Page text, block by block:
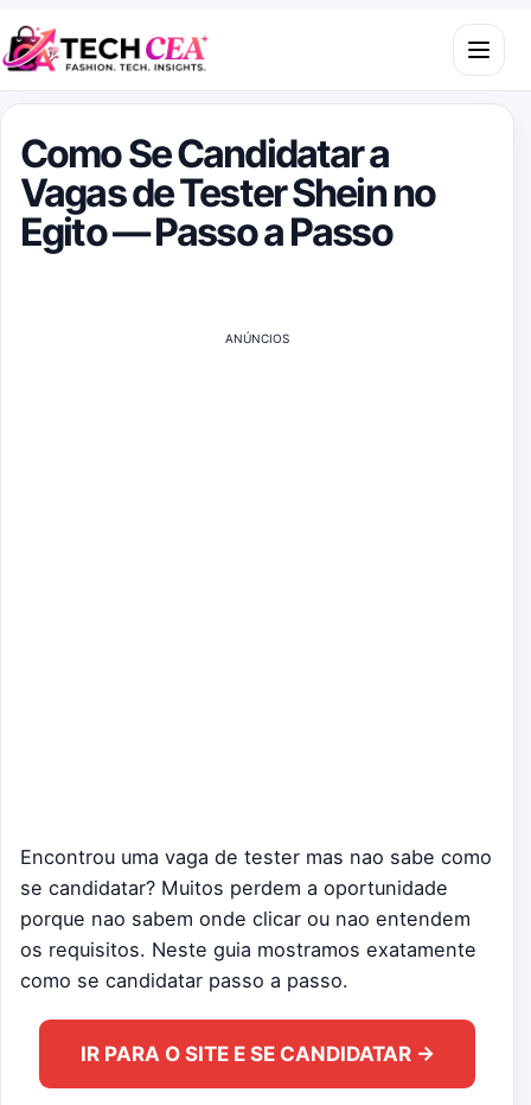
Skip to content
Open
Como Se Candidatar a
Vagas de Tester Shein no
Egito — Passo a Passo
ANÚNCIOS
Encontrou uma vaga de tester mas nao sabe como
se candidatar? Muitos perdem a oportunidade
porque nao sabem onde clicar ou nao entendem
os requisitos. Neste guia mostramos exatamente
como se candidatar passo a passo.
IR PARA O SITE E SE CANDIDATAR →